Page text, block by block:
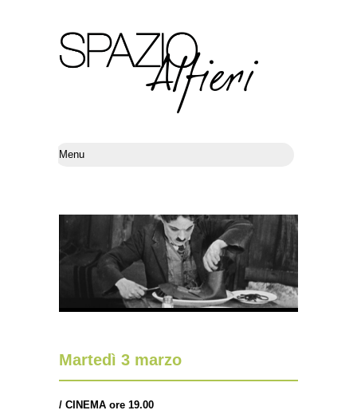
Martedì 3 marzo
/ CINEMA ore 19.00